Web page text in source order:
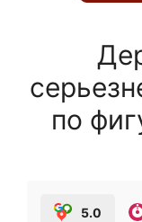
по
5.0